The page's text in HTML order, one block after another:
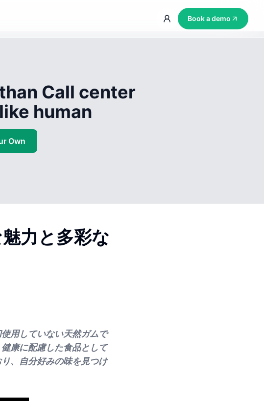
Book a demo
Call center
human
Own
力と多彩な
用していない天然ガムで
康に配慮した食品として
、自分好みの味を見つけ